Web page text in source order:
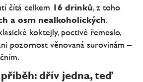
čítá celkem 16 drinků, z toho
a osm nealkoholických.
koktejly, poctivé řemeslo,
pozornost věnovaná surovinám –
dřív jedna, teď